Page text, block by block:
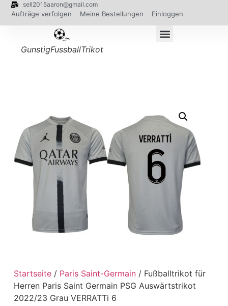
sell2015aaron@gmail.com
Aufträge verfolgen Meine Bestellungen Einloggen
GunstigFussballTrikot
Startseite/ Paris Saint-Germain/ Fußballtrikot für
Herren Paris Saint Germain PSG Auswärtstrikot
2022/23 Grau VERRATTi 6